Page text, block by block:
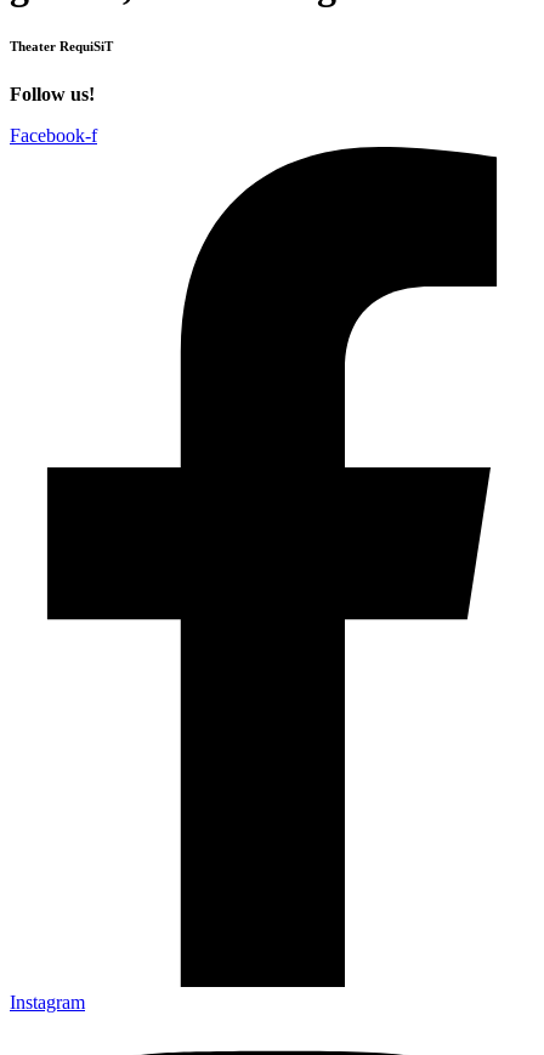
Theater RequiSiT
Follow us!
Facebook-f
Instagram